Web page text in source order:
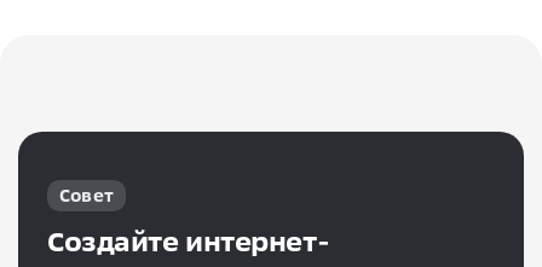
Совет
Создайте интернет-